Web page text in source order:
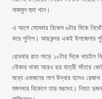
নাজমুল হুদা খান।
এ আগে সোমবার বিকেল ৬টার দিকে
করে পুলিশ। আছকন্দর একই উপজেলার
রোববার রাত সাড়ে ১০টার দিকে খারইল
নৌকায় থাকা আরও ছয় যাত্রী সাঁতার
মধ্যে একজনের লাশ উদ্ধার হলেও
মঙ্গলবার বিকেলে তার মরদেহ। নিহত